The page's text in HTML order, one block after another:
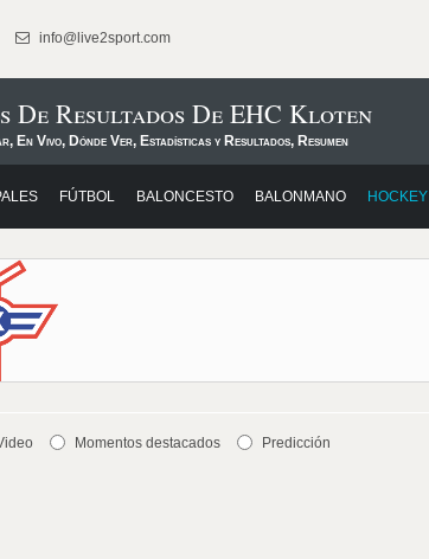
info@live2sport.com
De Resultados De EHC Kloten
En Vivo, Dónde Ver, Estadísticas y Resultados, Resumen
FÚTBOL BALONCESTO BALONMANO HOCKEY
Momentos destacados Predicción